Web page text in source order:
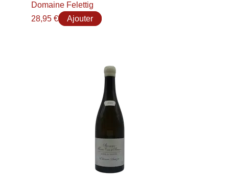
Domaine Felettig
28,95 € Ajouter